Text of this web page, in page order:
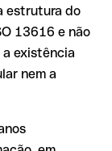
na
reclamação a
se o
SEPA, a
estrutura do
13616 e não
existência
nem a